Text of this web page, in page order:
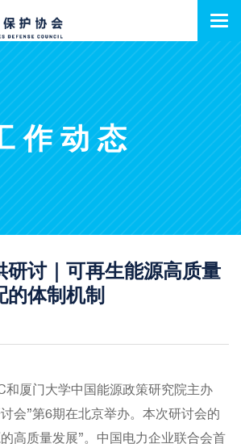
作动态
研讨｜可再生能源高质量
体制机制
和厦门大学中国能源政策研究院主办
会”第6期在北京举办。本次研讨会的
高质量发展”。中国电力企业联合会首